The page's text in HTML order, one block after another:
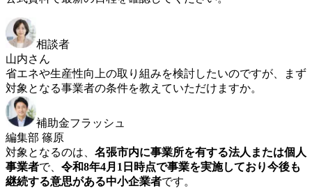
相談者
山内さん
省エネや生産性向上の取り組みを検討したいのですが、まず
対象となる事業者の条件を教えていただけますか。
補助金フラッシュ
編集部 篠原
対象となるのは、 名張市内に事業所を有する法人または個人
事業者で、 令和8年4月1日時点で事業を実施しており今後も
継続する意思がある中小企業者です。